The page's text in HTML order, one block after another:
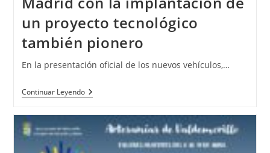
un proyecto tecnológico
también pionero
En la presentación oficial de los nuevos vehículos,…
Continuar Leyendo